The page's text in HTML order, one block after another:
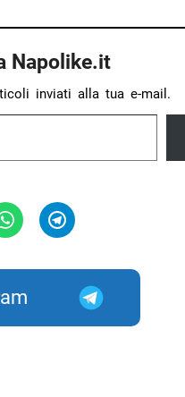
Napolike.it
inviati alla tua e-mail.